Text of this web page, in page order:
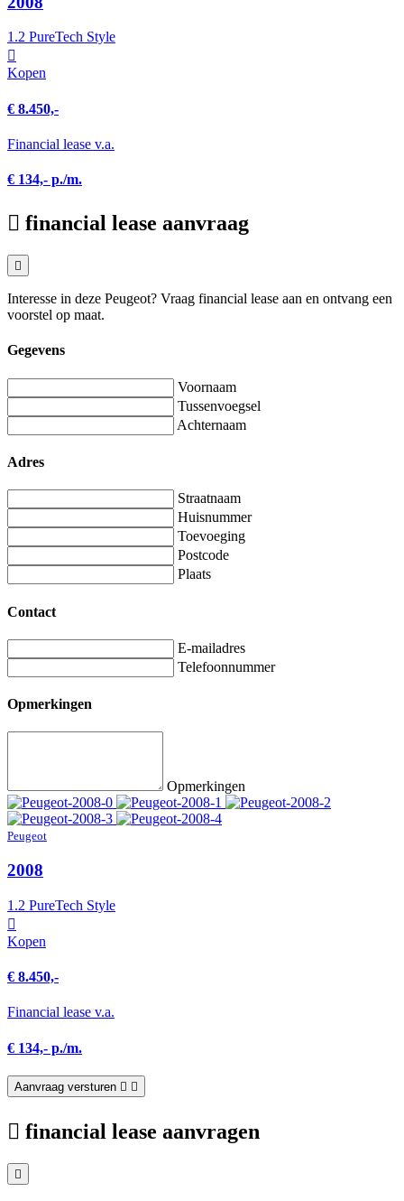
1.2 PureTech Style
Kopen
€ 8.450,-
Financial lease v.a.
€ 134,- p./m.
financial lease aanvraag
Interesse in deze Peugeot? Vraag financial lease aan en ontvang een
voorstel op maat.
Gegevens
Voornaam
Tussenvoegsel
Achternaam
Adres
Straatnaam
Huisnummer
Toevoeging
Postcode
Plaats
Contact
E-mailadres
Telefoonnummer
Opmerkingen
Opmerkingen
Peugeot
2008
1.2 PureTech Style
Kopen
€ 8.450,-
Financial lease v.a.
€ 134,- p./m.
Aanvraag versturen
financial lease aanvragen